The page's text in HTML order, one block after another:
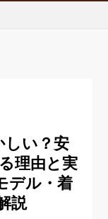
しい？安
理由と実
デル・着
説